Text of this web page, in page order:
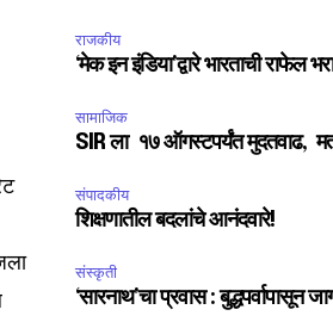
राजकीय
‘मेक इन इंडिया’द्वारे भारताची राफेल
सामाजिक
SIR ला १७ ऑगस्टपर्यंत मुदतवाढ,
संपादकीय
शिक्षणातील बदलांचे आनंदवारे!
संस्कृती
‘सारनाथ’चा प्रवास : बुद्धपर्वापासून